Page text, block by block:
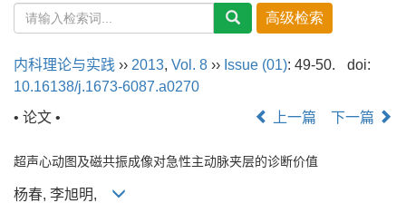
内科理论与实践 ›› 2013, Vol. 8 ›› Issue (01): 49-50.
doi:
10.16138/j.1673-6087.a0270
• 论文 •
上一篇 下一篇
超声心动图及磁共振成像对急性主动脉夹层的诊断价值
杨春, 李旭明,